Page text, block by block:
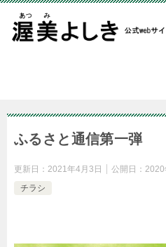
ふるさと通信第一弾
更新日： 2021年4月3日 公開日： 2020
チラシ